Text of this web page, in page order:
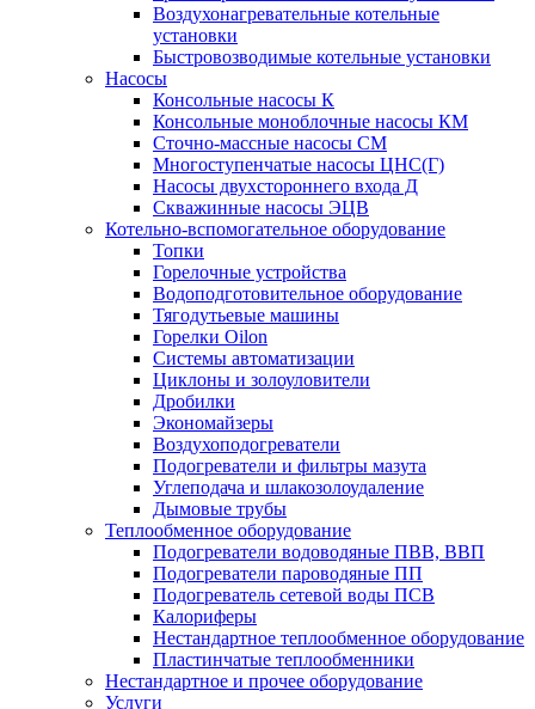
Воздухонагревательные котельные
установки
Быстровозводимые котельные установки
Насосы
Консольные насосы К
Консольные моноблочные насосы КМ
Сточно-массные насосы СМ
Многоступенчатые насосы ЦНС(Г)
Насосы двухстороннего входа Д
Скважинные насосы ЭЦВ
Котельно-вспомогательное оборудование
Топки
Горелочные устройства
Водоподготовительное оборудование
Тягодутьевые машины
Горелки Oilon
Системы автоматизации
Циклоны и золоуловители
Дробилки
Экономайзеры
Воздухоподогреватели
Подогреватели и фильтры мазута
Углеподача и шлакозолоудаление
Дымовые трубы
Теплообменное оборудование
Подогреватели водоводяные ПВВ, ВВП
Подогреватели пароводяные ПП
Подогреватель сетевой воды ПСВ
Калориферы
Нестандартное теплообменное оборудование
Пластинчатые теплообменники
Нестандартное и прочее оборудование
Услуги